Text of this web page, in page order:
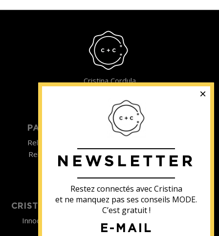
Cristina Cordula
PARTICULIER
Relooking homme
Relooking femme
ENTREPRISE
ENTREPRISE
Formations
CRISTINA SOUTIENT
Innocence en Danger
Contact
NEWSLETTER
Restez connectés avec Cristina
et ne manquez pas ses conseils MODE.
C’est gratuit !
E-MAIL